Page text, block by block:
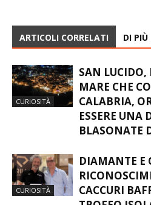
ARTICOLI CORRELATI DI PIÙ
CURIOSITÀ
SAN LUCIDO,
MARE CHE
CALABRIA,
ESSERE UNA
BLASONATE
CURIOSITÀ
DIAMANTE E
CACCURI